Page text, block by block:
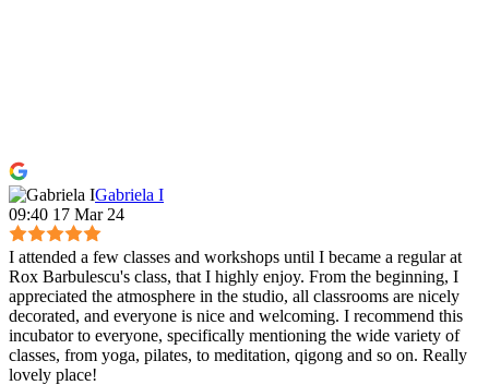
Gabriela I
09:40 17 Mar 24
I attended a few classes and workshops until I became a regular at
Rox Barbulescu's class, that I highly enjoy. From the beginning, I
appreciated the atmosphere in the studio, all classrooms are nicely
decorated, and everyone is nice and welcoming. I recommend this
incubator to everyone, specifically mentioning the wide variety of
classes, from yoga, pilates, to meditation, qigong and so on. Really
lovely place!